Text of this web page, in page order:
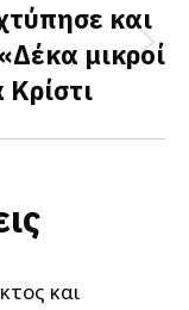
και
μικροί
και